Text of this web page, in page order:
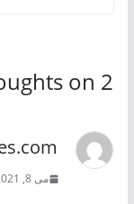
2 thoughts on “
می 8, 2021 در t 3:09 ق.ظ